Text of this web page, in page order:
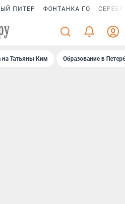
ПИТЕР ФОНТАНКА ГО
на Татьяны Ким Образование в